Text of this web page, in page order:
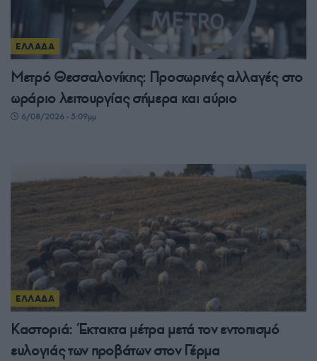
ΕΛΛΑΔΑ
Μετρό Θεσσαλονίκης: Προσωρινές αλλαγές στο
ωράριο λειτουργίας σήμερα και αύριο
6/08/2026 - 5:09μμ
ΕΛΛΑΔΑ
Καστοριά: Έκτακτα μέτρα μετά τον εντοπισμό
ευλογιάς των προβάτων στον Γέρμα